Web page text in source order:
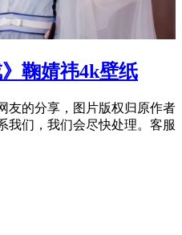
鞠婧祎4k壁纸
友的分享，图片版权归原作者
我们，我们会尽快处理。客服